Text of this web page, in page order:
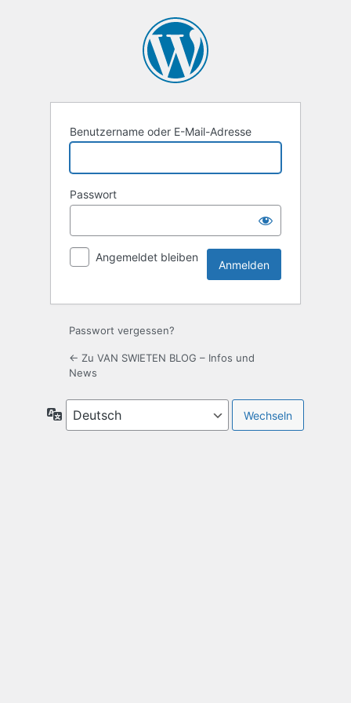
Benutzername oder E-Mail-Adresse
Passwort
Angemeldet bleiben
Passwort vergessen?
← Zu VAN SWIETEN BLOG – Infos und
News
Sprache